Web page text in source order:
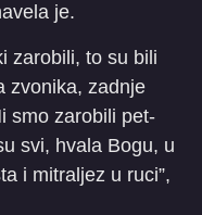
je.
zarobili, to su bili
zvonika, zadnje
smo zarobili pet-
svi, hvala Bogu, u
i mitraljez u ruci”,